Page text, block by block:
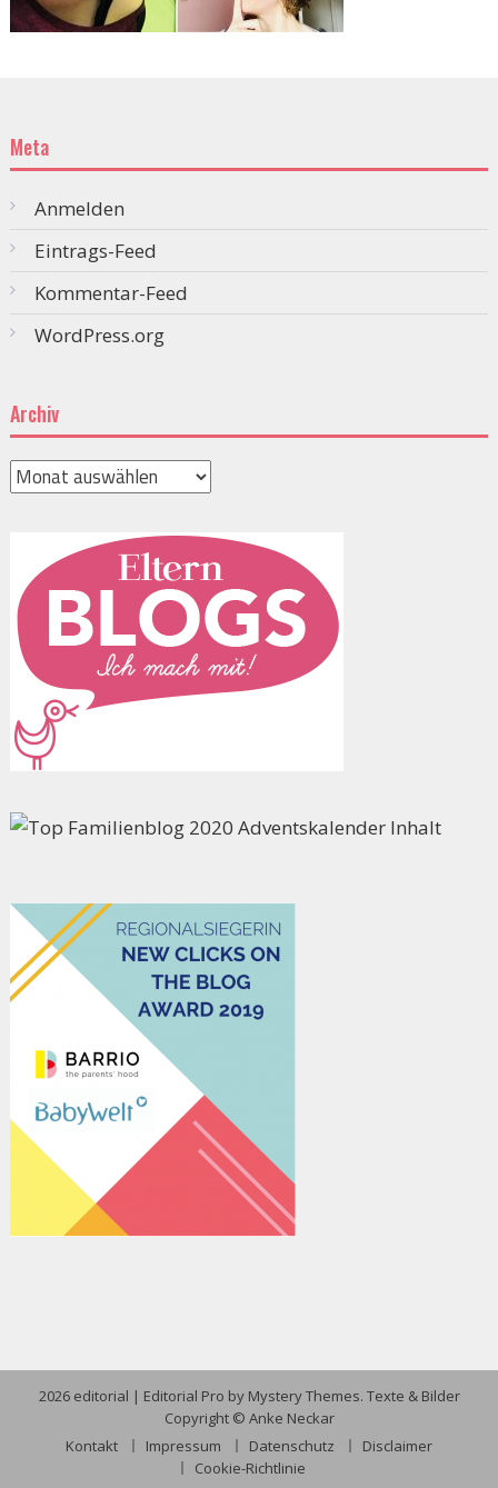
Meta
Anmelden
Eintrags-Feed
Kommentar-Feed
WordPress.org
Archiv
Archiv
2026 editorial | Editorial Pro by Mystery Themes. Texte & Bilder
Copyright © Anke Neckar
Kontakt
Impressum Datenschutz
Disclaimer
Cookie-Richtlinie